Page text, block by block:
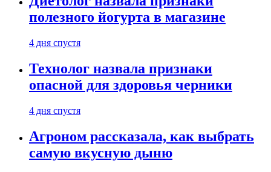
полезного йогурта в магазине
4 дня спустя
Технолог назвала признаки
опасной для здоровья черники
4 дня спустя
Агроном рассказала, как выбрать
самую вкусную дыню